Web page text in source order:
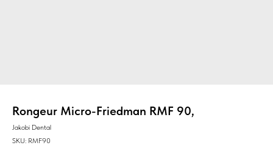
Rongeur Micro-Friedman RMF 90,
Jakobi Dental
SKU: RMF90